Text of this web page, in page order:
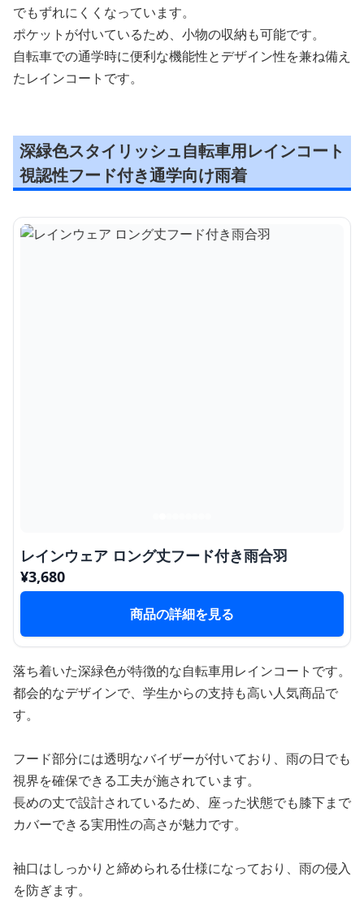
でもずれにくくなっています。
ポケットが付いているため、小物の収納も可能です。
自転車での通学時に便利な機能性とデザイン性を兼ね備え
たレインコートです。
深緑色スタイリッシュ自転車用レインコート
視認性フード付き通学向け雨着
レインウェア ロング丈フード付き雨合羽
¥3,680
商品の詳細を見る
落ち着いた深緑色が特徴的な自転車用レインコートです。
都会的なデザインで、学生からの支持も高い人気商品で
す。
フード部分には透明なバイザーが付いており、雨の日でも
視界を確保できる工夫が施されています。
長めの丈で設計されているため、座った状態でも膝下まで
カバーできる実用性の高さが魅力です。
袖口はしっかりと締められる仕様になっており、雨の侵入
を防ぎます。